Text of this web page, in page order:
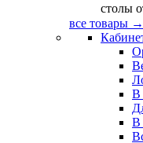
столы
все товары →
В
В